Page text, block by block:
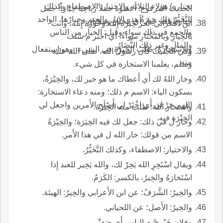
تختاره) هؤلاء الثلاثة والاختيار: الاصطفاء وكذلك
التَّخَيُّرُ ولك خِيرَةُ هذه الإِبل والغنم وخِيارُها، الواحد
والجمع في ذلك سواء وقيل: الخيار من الناس
والمال وغير ذلك النُّضَارُ.
الحديث المرفوع: أَعطوه جملاً رَباعِيا خِيَاراً؛ جمل
خيار وناقة خيار أَي مختار ومختار.
ابن الأَعرابي: نحر خِيرَة إِبله وخُورَةَ إِبله، وأَنت
بالخِيارِ وبالمُخْتارِ سواءٌ، أَي اختر م شئت
والاسْتِخارَةُ: طلَبُ الخِيرَة في الشيء، وهو استفعال
منه.
وفي الحديث كان رسولُ الله، صلى الله عليه
وسلم، يعلمنا الاستخارة في كل شيء.
وخار اللهُ لك أَي أَعطاك ما هو خير لك، والخِيْرَةُ،
بسكون الياء: الاسم م ذلك؛ ومنه دعاء الاستخارة:
اللهم خِرْ لي أَي اخْتَرْ لي أَصْلَح الأَمرين واجعل لي
الخِيْرَة فيه.
واستخار اللهَ: طلب منه الخِيَرَةَ.
وخار ل في ذلك: جعل لك فيه الخِيَرَة؛ والخِيْرَةُ
الاسم من قولك: خار الله ل في هذا الأَمر.
والاختيار: الاصطفاء، وكذلك التَّخَيُّرُ.
ويقال اسْتَخِرِِ الله يَخِرْ لك، والله يَخِير للعبد إِذا
اسْتَخارَهُ والخِيرُ، بالكسر: الكَرَمُ.
والخِيرُ: الشَّرَفُ؛ عن ابن الأَعرابي والخِيرُ: الهيئة.
والخِيرُ: الأَصل؛ عن اللحياني.